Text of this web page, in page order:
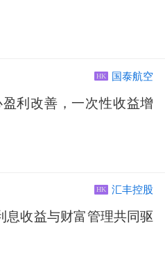
HK 国泰航空
利改善，一次性收益增
HK 汇丰控股
息收益与财富管理共同驱